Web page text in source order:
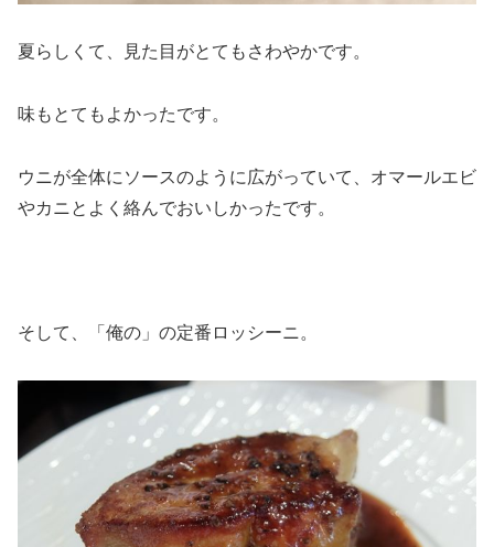
夏らしくて、見た目がとてもさわやかです。
味もとてもよかったです。
ウニが全体にソースのように広がっていて、オマールエビ
やカニとよく絡んでおいしかったです。
そして、「俺の」の定番ロッシーニ。